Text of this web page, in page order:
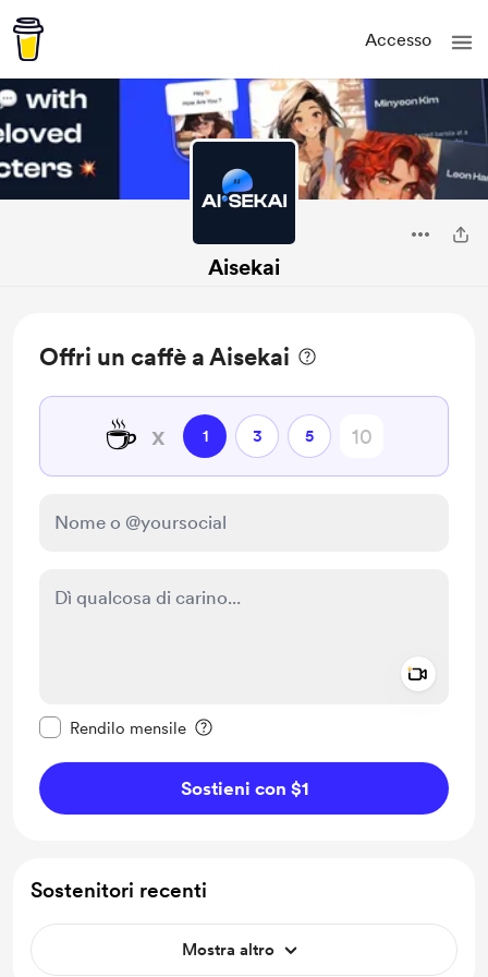
Accesso
Aisekai
Offri un caffè a Aisekai
☕ x 1 3 5
Rendilo mensile
Sostieni con $1
Sostenitori recenti
Mostra altro